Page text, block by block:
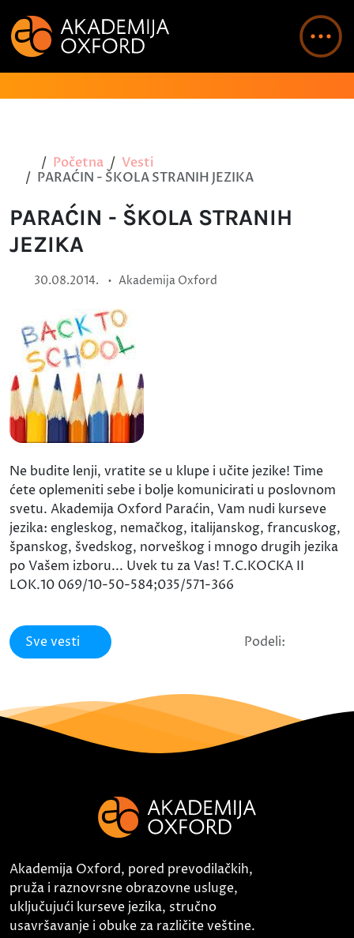
Početna
Vesti
PARAĆIN - ŠKOLA STRANIH JEZIKA
PARAĆIN - ŠKOLA STRANIH
JEZIKA
30.08.2014. • Akademija Oxford
Ne budite lenji, vratite se u klupe i učite jezike! Time
ćete oplemeniti sebe i bolje komunicirati u poslovnom
svetu. Akademija Oxford Paraćin, Vam nudi kurseve
jezika: engleskog, nemačkog, italijanskog, francuskog,
španskog, švedskog, norveškog i mnogo drugih jezika
po Vašem izboru... Uvek tu za Vas! T.C.KOCKA II
LOK.10 069/10-50-584;035/571-366
Sve vesti Podeli:
Akademija Oxford, pored prevodilačkih,
pruža i raznovrsne obrazovne usluge,
uključujući kurseve jezika, stručno
usavršavanje i obuke za različite veštine.